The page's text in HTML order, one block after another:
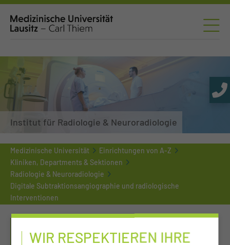
Institut für Radiologie & Neuroradiologie
Medizinische Universität
Einrichtungen von A-Z
Kliniken, Departments & Sektionen
Radiologie & Neuroradiologie
Digitale Subtraktionsangiographie und radiologische
Interventionen
DIGITALE
SUBTRAKTIONSANGIOGRAPHIE UND
WIR RESPEKTIEREN IHRE